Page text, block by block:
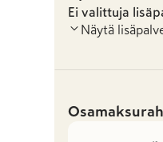
Ei valittuja
Näytä